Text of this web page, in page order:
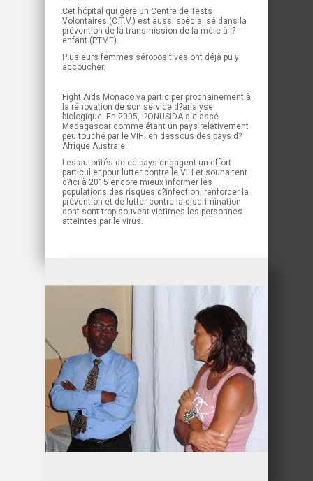
Cet hôpital qui gère un Centre de Tests
Volontaires (C.T.V.) est aussi spécialisé dans la
prévention de la transmission de la mère à l?
enfant (PTME).
Plusieurs femmes séropositives ont déjà pu y
accoucher.
Fight Aids Monaco va participer prochainement à
la rénovation de son service d?analyse
biologique. En 2005, l?ONUSIDA a classé
Madagascar comme étant un pays relativement
peu touché par le VIH, en dessous des pays d?
Afrique Australe.
Les autorités de ce pays engagent un effort
particulier pour lutter contre le VIH et souhaitent
d?ici à 2015 encore mieux informer les
populations des risques d?infection, renforcer la
prévention et de lutter contre la discrimination
dont sont trop souvent victimes les personnes
atteintes par le virus.